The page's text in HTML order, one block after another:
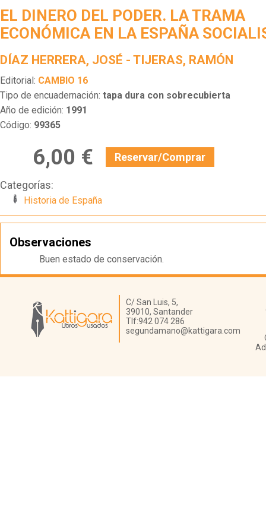
TRAMA
ECONÓMICA
EN LA
SOCIALISTA
EL DINERO DEL PODER. LA TRAMA
ECONÓMICA EN LA ESPAÑA
DÍAZ HERRERA, JOSÉ - TIJERAS, RAMÓN
Editorial: CAMBIO 16
Tipo de encuadernación: tapa dura con sobrecubierta
Año de edición: 1991
Código: 99365
6,00 € Reservar/Comprar
Categorías:
Historia de España
Observaciones
Buen estado de conservación.
Librería Kattigara
C/ San Luis, 5,
39010, Santander
Tlf:942 074 286
segundamano@kattigara.com